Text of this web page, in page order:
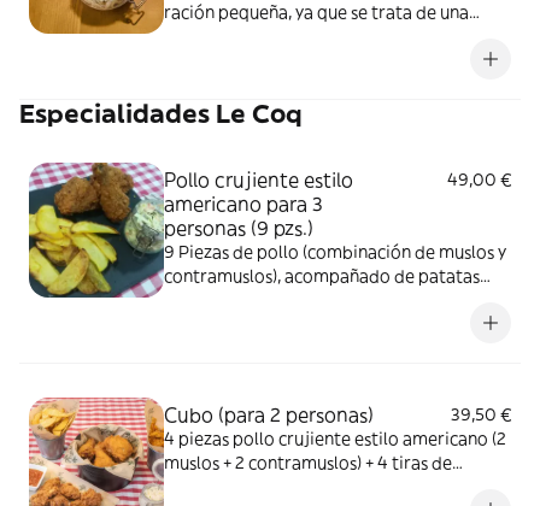
ración pequeña, ya que se trata de una
ajustado a su tamaño. Los amantes de esta
Especialidades Le Coq
Pollo crujiente estilo
americano para 3
personas (9 pzs.)
49,00 €
9 Piezas de pollo (combinación de muslos y
contramuslos), acompañado de patatas
Cubo (para 2 personas)
39,50 €
4 piezas pollo crujiente estilo americano (2
muslos + 2 contramuslos) + 4 tiras de